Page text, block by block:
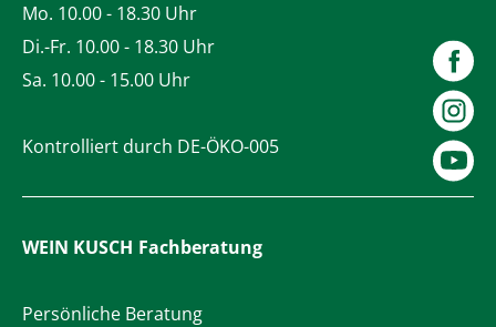
Mo. 10.00 - 18.30 Uhr
Di.-Fr. 10.00 - 18.30 Uhr
Sa. 10.00 - 15.00 Uhr
Kontrolliert durch DE-ÖKO-005
WEIN KUSCH Fachberatung
Persönliche Beratung